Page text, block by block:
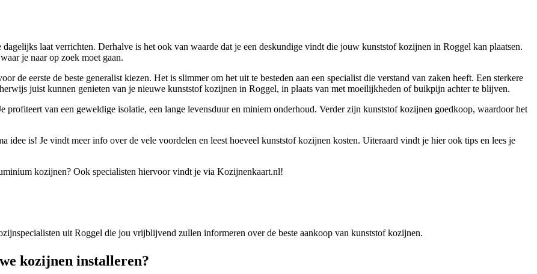
laat verrichten. Derhalve is het ook van waarde dat je een deskundige vindt die jouw kunststof kozijnen in Roggel kan plaatsen.
je naar op zoek moet gaan.
de eerste de beste generalist kiezen. Het is slimmer om het uit te besteden aan een specialist die verstand van zaken heeft. Een sterkere
juist kunnen genieten van je nieuwe kunststof kozijnen in Roggel, in plaats van met moeilijkheden of buikpijn achter te blijven.
van een geweldige isolatie, een lange levensduur en miniem onderhoud. Verder zijn kunststof kozijnen goedkoop, waardoor het
idee is! Je vindt meer info over de vele voordelen en leest hoeveel kunststof kozijnen kosten. Uiteraard vindt je hier ook tips en lees je
kozijnen? Ook specialisten hiervoor vindt je via Kozijnenkaart.nl!
uit Roggel die jou vrijblijvend zullen informeren over de beste aankoop van kunststof kozijnen.
kozijnen installeren?